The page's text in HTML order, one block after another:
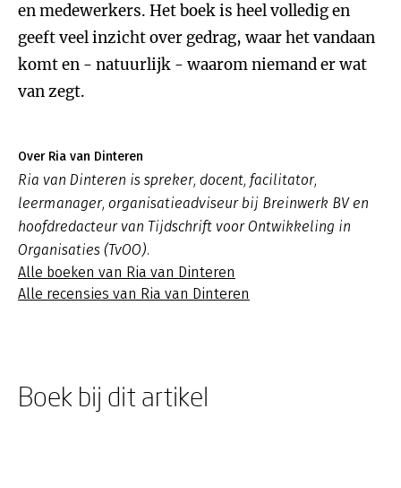
en medewerkers. Het boek is heel volledig en
geeft veel inzicht over gedrag, waar het vandaan
komt en - natuurlijk - waarom niemand er wat
van zegt.
Over Ria van Dinteren
Ria van Dinteren is spreker, docent, facilitator,
leermanager, organisatieadviseur bij Breinwerk BV en
hoofdredacteur van Tijdschrift voor Ontwikkeling in
Organisaties (TvOO).
Alle boeken van Ria van Dinteren
Alle recensies van Ria van Dinteren
Boek bij dit artikel